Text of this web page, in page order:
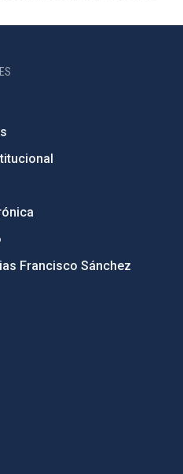
Francisco Sánchez